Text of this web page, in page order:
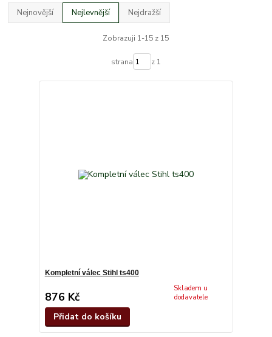
Nejnovější Nejlevnější Nejdražší
Zobrazuji 1-15 z 15
strana z 1
Kompletní válec Stihl ts400
876 Kč
Skladem u
dodavatele
Přidat do košíku